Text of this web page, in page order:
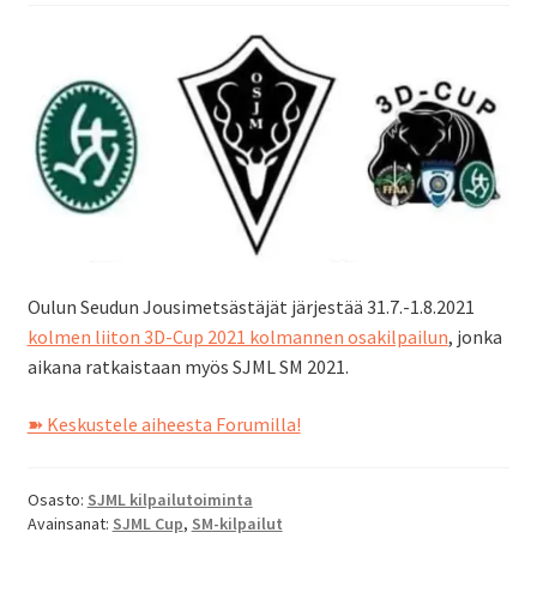
Oulun Seudun Jousimetsästäjät järjestää 31.7.-1.8.2021
kolmen liiton 3D-Cup 2021 kolmannen osakilpailun, jonka
aikana ratkaistaan myös SJML SM 2021.
➽ Keskustele aiheesta Forumilla!
Osasto: SJML kilpailutoiminta
Avainsanat: SJML Cup, SM-kilpailut